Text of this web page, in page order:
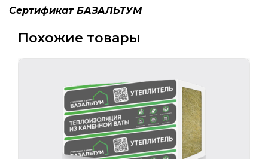
Сертификат БАЗАЛЬТУМ
Похожие товары